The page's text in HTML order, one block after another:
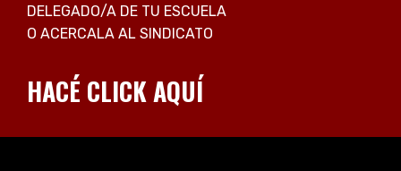
DELEGADO/A DE TU ESCUELA
O ACERCALA AL SINDICATO
HACÉ CLICK AQUÍ